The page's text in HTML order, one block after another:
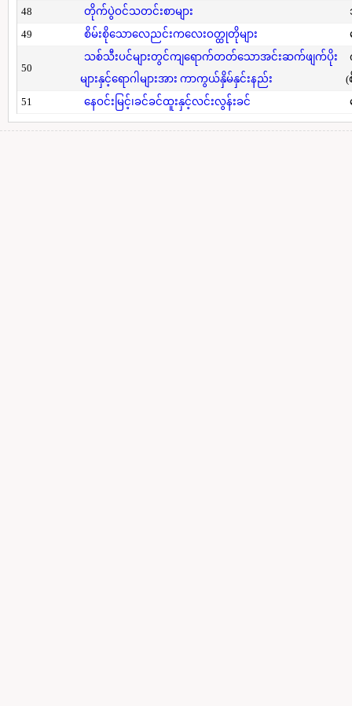
48 တိုက်ပွဲဝင်သတင်းစာများ
49
စိမ်းစိုသောလေညင်းကလေးဝတ္ထုတိုများ
50
သစ်သီးပင်များတွင်ကျရောက်တတ်သောအင်းဆက်ဖျက်ပိုး
များနှင့်ရောဂါများအား ကာကွယ်နှိမ်နှင်းနည်း
(
51
နေဝင်းမြင့်၊ခင်ခင်ထူးနှင့်လင်းလွန်းခင်